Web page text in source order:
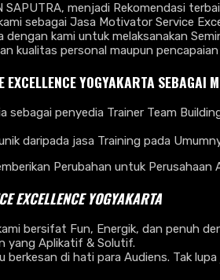
menjadi Rekomendasi
sebagai Jasa Motivator Service
kami untuk melaksanakan
kualitas personal maupun
YOGYAKARTA SEBAGAI
penyedia Trainer Team
daripada jasa Training pada
Perubahan untuk Perusahaan
EXCELLENCEYOGYAKARTA
bersifat Fun, Energik, dan penuh
yang Aplikatif & Solutif.
berkesan di hati para Audiens. Tak